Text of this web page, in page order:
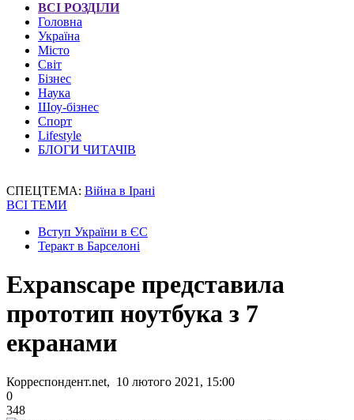
ВСІ РОЗДІЛИ
Головна
Україна
Місто
Світ
Бізнес
Наука
Шоу-бізнес
Спорт
Lifestyle
БЛОГИ ЧИТАЧІВ
СПЕЦТЕМА: Війна в Ірані
ВСІ ТЕМИ
Вступ України в ЄС
Теракт в Барселоні
Expanscape представила
прототип ноутбука з 7
екранами
Корреспондент.net, 10 лютого 2021, 15:00
0
348